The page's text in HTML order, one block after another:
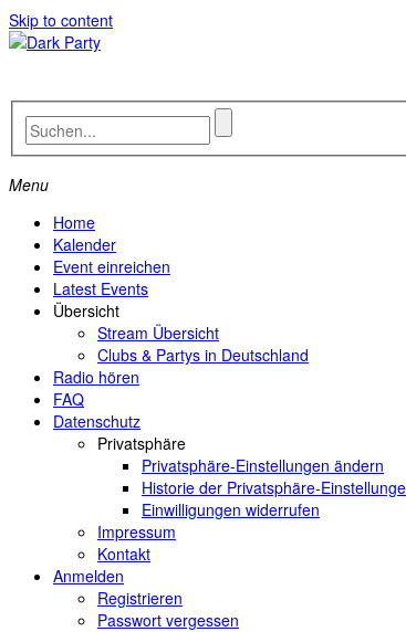
Skip to content
Menu
Home
Kalender
Event einreichen
Latest Events
Übersicht
Stream Übersicht
Clubs & Partys in Deutschland
Radio hören
FAQ
Datenschutz
Privatsphäre
Privatsphäre-Einstellungen ändern
Historie der Privatsphäre-
Einwilligungen widerrufen
Impressum
Kontakt
Anmelden
Registrieren
Passwort vergessen